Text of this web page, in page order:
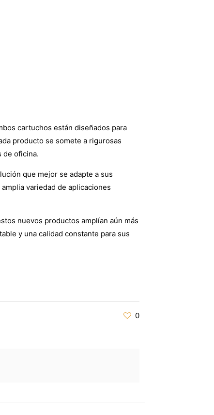
cartuchos están diseñados para
producto se somete a rigurosas
de oficina.
que mejor se adapte a sus
variedad de aplicaciones
nuevos productos amplían aún más
y una calidad constante para sus
0